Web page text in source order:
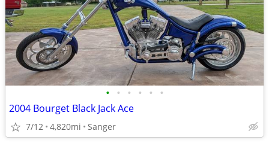
• • • • • •
2004 Bourget Black Jack Ace
7/12 4,820mi Sanger